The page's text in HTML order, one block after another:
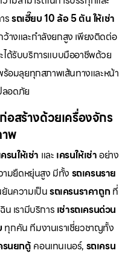
รรถเฮี๊ยบ 10 ล้อ 5 ตัน ให้เช่า
างและกำลังยกสูง เพียงติดต่อ
ด้รับบริการแบบมืออาชีพด้วย
อมลุยทุกสภาพเส้นทางและหน้า
ลอดภัย
สร้างด้วยเครื่องจักร
พ
รนให้เช่า และ เครนให้เช่าอย่าง
ามยืดหยุ่นสูง มีทั้งรถเครนราย
นความเป็นรถเครนราคาถูกที่
เรามีบริการ เช่ารถเครนด่วน
ทุกคัน ทีมงานเราเชี่ยวชาญทั้ง
รนยกตู้คอนเทนเนอร์, รถเครน